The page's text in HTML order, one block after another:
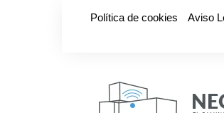
Política de cookies Aviso